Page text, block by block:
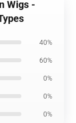
Wigs -
40%
60%
0%
0%
0%